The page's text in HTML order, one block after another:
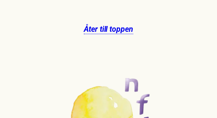
Åter till toppen